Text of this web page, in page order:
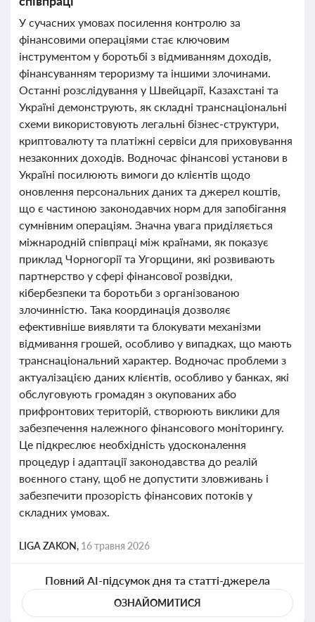
У сучасних умовах посилення контролю за
фінансовими операціями стає ключовим
інструментом у боротьбі з відмиванням доходів,
фінансуванням тероризму та іншими злочинами.
Останні розслідування у Швейцарії, Казахстані та
Україні демонструють, як складні транснаціональні
схеми використовують легальні бізнес-структури,
криптовалюту та платіжні сервіси для приховування
незаконних доходів. Водночас фінансові установи в
Україні посилюють вимоги до клієнтів щодо
оновлення персональних даних та джерел коштів,
що є частиною законодавчих норм для запобігання
сумнівним операціям. Значна увага приділяється
міжнародній співпраці між країнами, як показує
приклад Чорногорії та Угорщини, які розвивають
партнерство у сфері фінансової розвідки,
кібербезпеки та боротьби з організованою
злочинністю. Така координація дозволяє
ефективніше виявляти та блокувати механізми
відмивання грошей, особливо у випадках, що мають
транснаціональний характер. Водночас проблеми з
актуалізацією даних клієнтів, особливо у банках, які
обслуговують громадян з окупованих або
прифронтових територій, створюють виклики для
забезпечення належного фінансового моніторингу.
Це підкреслює необхідність удосконалення
процедур і адаптації законодавства до реалій
воєнного стану, щоб не допустити зловживань і
забезпечити прозорість фінансових потоків у
складних умовах.
LIGA ZAKON, 16 травня 2026
Повний AI-підсумок дня та статті-джерела
ОЗНАЙОМИТИСЯ